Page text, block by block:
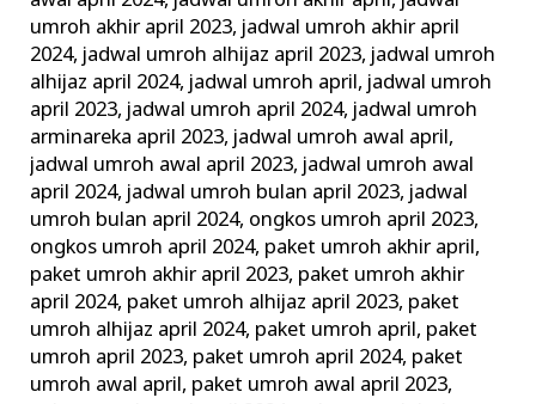
umroh akhir april 2023, jadwal umroh akhir april
2024, jadwal umroh alhijaz april 2023, jadwal umroh
alhijaz april 2024, jadwal umroh april, jadwal umroh
april 2023, jadwal umroh april 2024, jadwal umroh
arminareka april 2023, jadwal umroh awal april,
jadwal umroh awal april 2023, jadwal umroh awal
april 2024, jadwal umroh bulan april 2023, jadwal
umroh bulan april 2024, ongkos umroh april 2023,
ongkos umroh april 2024, paket umroh akhir april,
paket umroh akhir april 2023, paket umroh akhir
april 2024, paket umroh alhijaz april 2023, paket
umroh alhijaz april 2024, paket umroh april, paket
umroh april 2023, paket umroh april 2024, paket
umroh awal april, paket umroh awal april 2023,